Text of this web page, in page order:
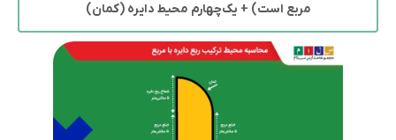
مربع است) + یک‌چهارم محیط دایره (کمان)